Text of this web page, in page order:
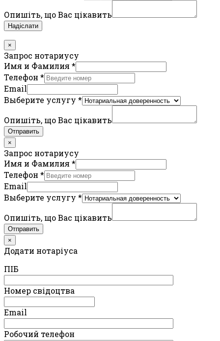
Опишіть, що Вас цікавить
Надіслати
×
Запрос нотариусу
Имя и Фамилия *
Телефон *
Email
Выберите услугу *
Опишіть, що Вас цікавить
Отправить
×
Запрос нотариусу
Имя и Фамилия *
Телефон *
Email
Выберите услугу *
Опишіть, що Вас цікавить
Отправить
×
Додати нотаріуса
ПIБ
Номер свідоцтва
Email
Робочий телефон